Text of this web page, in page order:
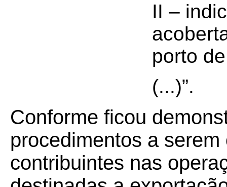
II –
porto
(...)”.
Conforme ficou
procedimentos a
contribuintes nas